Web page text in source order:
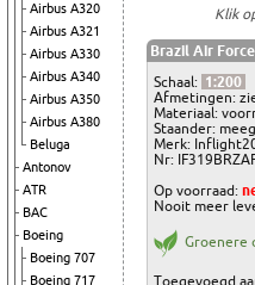
Airbus A320
Airbus A321
Airbus A330
Airbus A340
Airbus A350
Airbus A380
Beluga
Antonov
ATR
BAC
Boeing
Boeing 707
Boeing 717
Klik
Brazil Air Force
Schaal: 1:200
Afmetingen:
Materiaal:
Staander:
Merk:
Nr:
Op voorraad:
Nooit meer
Groenere
Toegevoegd